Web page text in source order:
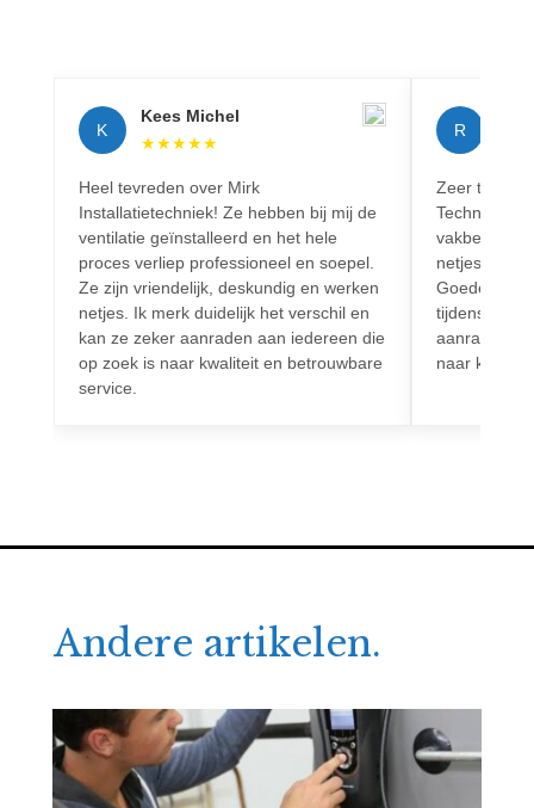
K
Kees Michel
★★★★★
Heel tevreden over Mirk
Installatietechniek! Ze hebben bij mij de
ventilatie geïnstalleerd en het hele
proces verliep professioneel en soepel.
Ze zijn vriendelijk, deskundig en werken
netjes. Ik merk duidelijk het verschil en
kan ze zeker aanraden aan iedereen die
op zoek is naar kwaliteit en betrouwbare
service.
R
Zeer
Techniek!
netjes en
Goede
tijdens het
aanrader
naar
Andere artikelen.